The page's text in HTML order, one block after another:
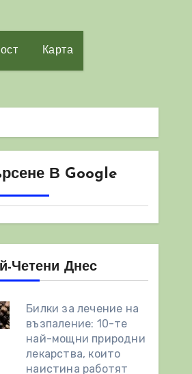
Карта
В Google
Четени Днес
Билки за лечение на
възпаление: 10-те
най-мощни природни
лекарства, които
наистина работят